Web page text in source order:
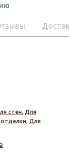
стен, Для
отделки, Для